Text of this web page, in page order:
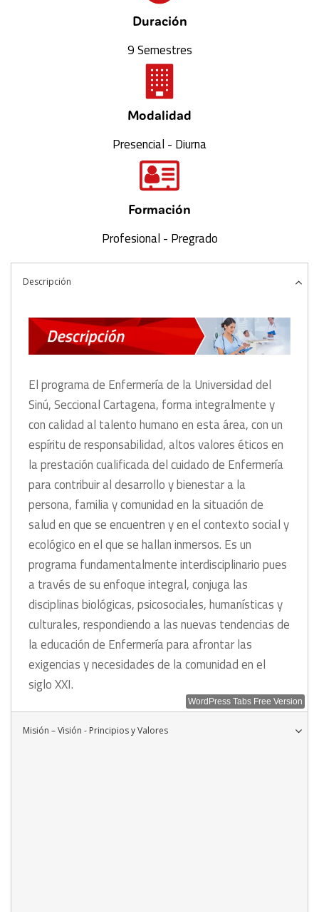
Duración
9 Semestres
Modalidad
Presencial - Diurna
Formación
Profesional - Pregrado
Descripción
El programa de Enfermería de la Universidad del
Sinú, Seccional Cartagena, forma integralmente y
con calidad al talento humano en esta área, con un
espíritu de responsabilidad, altos valores éticos en
la prestación cualificada del cuidado de Enfermería
para contribuir al desarrollo y bienestar a la
persona, familia y comunidad en la situación de
salud en que se encuentren y en el contexto social y
ecológico en el que se hallan inmersos. Es un
programa fundamentalmente interdisciplinario pues
a través de su enfoque integral, conjuga las
disciplinas biológicas, psicosociales, humanísticas y
culturales, respondiendo a las nuevas tendencias de
la educación de Enfermería para afrontar las
exigencias y necesidades de la comunidad en el
siglo XXI.
WordPress Tabs Free Version
Misión – Visión - Principios y Valores